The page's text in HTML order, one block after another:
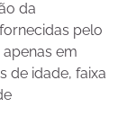
da
pelo
em
de idade, faixa